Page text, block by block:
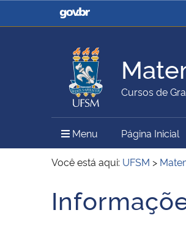
Casa Civil
Ministério da Agricultura,
Pecuária e Abastecimento
Ministério do Meio Ambiente
Secretaria de Governo
Cursos de
Menu Menu Principal
Página Inicial
Você está aqui: UFSM >
Início do conteúdo